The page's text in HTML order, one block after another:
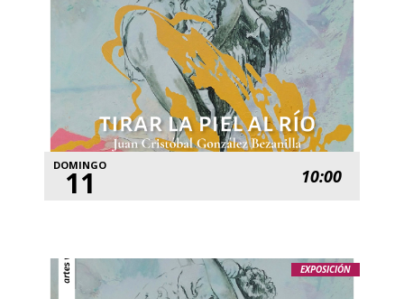
DOMINGO
11 10:00
EXPOSICIÓN